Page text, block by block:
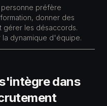
personne préfère
donner des
gérer les désaccords.
la dynamique d'équipe.
dans